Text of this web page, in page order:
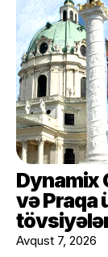
Dynamix
və Praqa
Avqust 7, 2026